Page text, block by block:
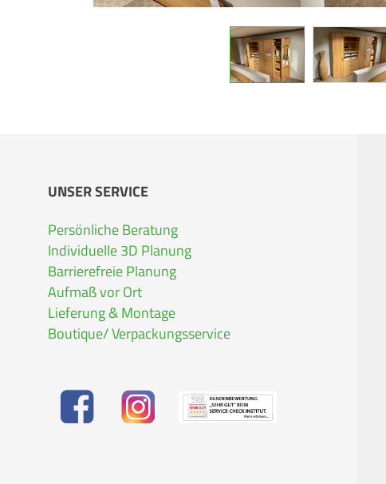
UNSER SERVICE
Persönliche Beratung
Individuelle 3D Planung
Barrierefreie Planung
Aufmaß vor Ort
Lieferung & Montage
Boutique/ Verpackungsservice